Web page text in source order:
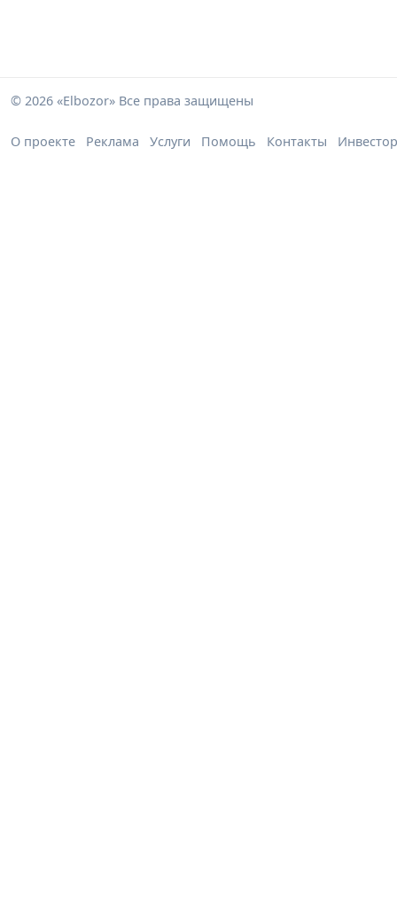
© 2026 «Elbozor» Все права защищены
О проекте Реклама Услуги Помощь Контакты